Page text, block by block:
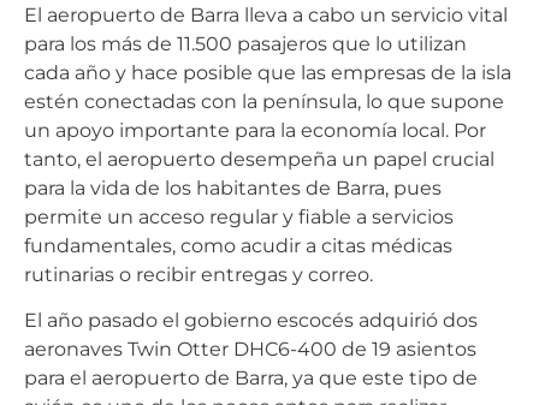
El aeropuerto de Barra lleva a cabo un servicio vital
para los más de 11.500 pasajeros que lo utilizan
cada año y hace posible que las empresas de la isla
estén conectadas con la península, lo que supone
un apoyo importante para la economía local. Por
tanto, el aeropuerto desempeña un papel crucial
para la vida de los habitantes de Barra, pues
permite un acceso regular y fiable a servicios
fundamentales, como acudir a citas médicas
rutinarias o recibir entregas y correo.
El año pasado el gobierno escocés adquirió dos
aeronaves Twin Otter DHC6-400 de 19 asientos
para el aeropuerto de Barra, ya que este tipo de